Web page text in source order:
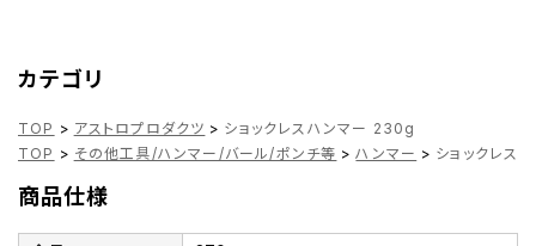
カテゴリ
TOP > アストロプロダクツ > ショックレスハンマー 230g
TOP > その他工具/ハンマー/バール/ポンチ等 > ハンマー > ショックレス
商品仕様